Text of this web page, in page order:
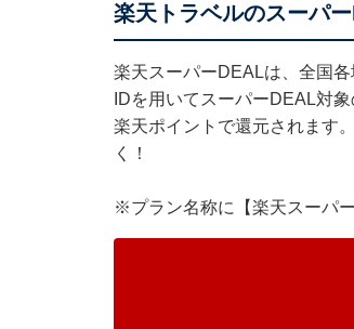
楽天トラベルのスーパ
楽天スーパーDEALは、全国
IDを用いてスーパーDEAL対
楽天ポイントで還元されます
く！
※プラン名称に【楽天スーパ